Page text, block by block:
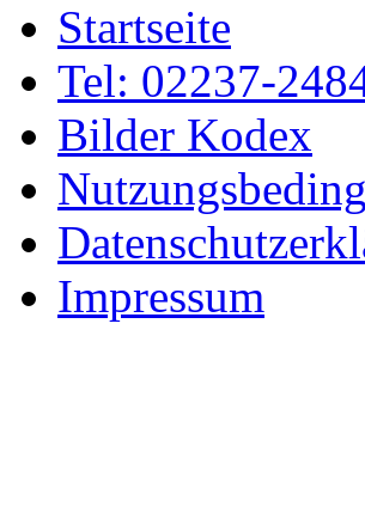
Startseite
Tel: 02237-
Bilder Kodex
Impressum